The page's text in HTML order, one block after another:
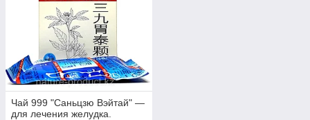
Чай 999 "Саньцзю Вэйтай" ―
для лечения желудка.